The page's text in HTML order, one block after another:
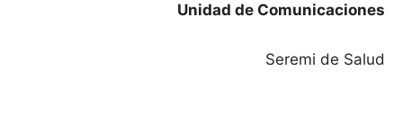
Unidad de Comunicaciones
Seremi de Salud